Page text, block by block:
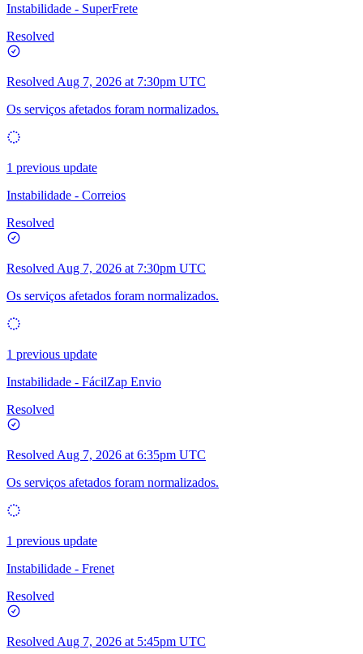
Instabilidade - SuperFrete
Resolved
Resolved Aug 7, 2026 at 7:30pm UTC
Os serviços afetados foram normalizados.
1 previous update
Instabilidade - Correios
Resolved
Resolved Aug 7, 2026 at 7:30pm UTC
Os serviços afetados foram normalizados.
1 previous update
Instabilidade - FácilZap Envio
Resolved
Resolved Aug 7, 2026 at 6:35pm UTC
Os serviços afetados foram normalizados.
1 previous update
Instabilidade - Frenet
Resolved
Resolved Aug 7, 2026 at 5:45pm UTC